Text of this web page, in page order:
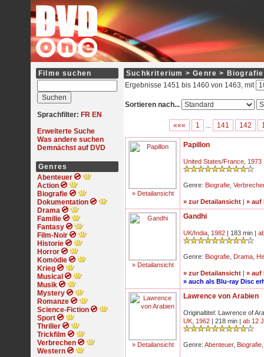
Filme suchen
Sprachfilter: FR EN
Erweiterte Suche
Was andere suchen
Demnächst auf DVD
Genres
Abenteuer
Action
Biografie
Dokumentation
Drama
Familie
Fantasy
Film-Noir
Historie
Horror
Komödie
Krieg
Musical
Musik
Mystery
Romanze
Science-Fiction
Sport
Thriller
Trickfilm
Verbrechen
Western
Suchkriterium > Genre > Biografie
Ergebnisse 1451 bis 1460 von 1463, mit
Sortieren nach...
««« 1 ... 141 142
» Detailansicht
Papillon
United States/France 1973
Genre: Biografie
» zur Detailansicht | » auf
» Detailansicht
Gandhi
UK/India 1982 | 183 min |
Genre: Biografie Drama
» zur Detailansicht | » auf
» auch als Blu-ray Disc
» Detailansicht
Lawrence von Arabien
Originaltitel: Lawrence of
UK 1962 | 218 min | ab 12
Genre: Abenteuer, Biografie